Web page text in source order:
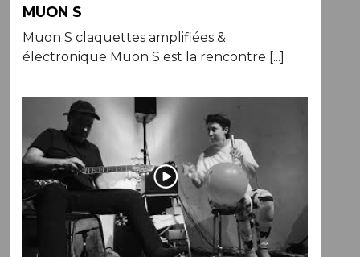
MUON S
Muon S claquettes amplifiées &
électronique Muon S est la rencontre [...]